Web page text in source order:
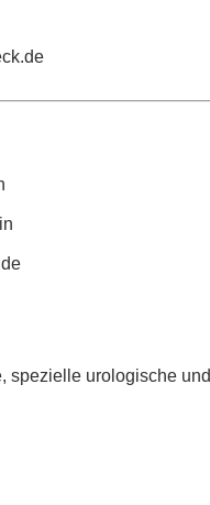
spezielle urologische und